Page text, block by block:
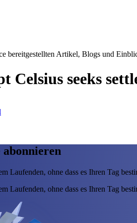
bereitgestellten Artikel, Blogs und
Celsius seeks
Laufenden, ohne dass es Ihren Tag
Laufenden, ohne dass es Ihren Tag